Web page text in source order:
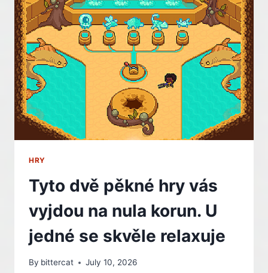
NOVÉ
UKÁZCE
Z
BUDOVATELSKÉ
PLANET
INDIAN
HRY
Tyto dvě pěkné hry vás
vyjdou na nula korun. U
jedné se skvěle relaxuje
By bittercat July 10, 2026